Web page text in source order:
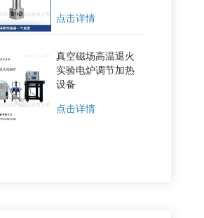
点击详情
真空磁场高温退火
实验电炉调节加热
设备
点击详情